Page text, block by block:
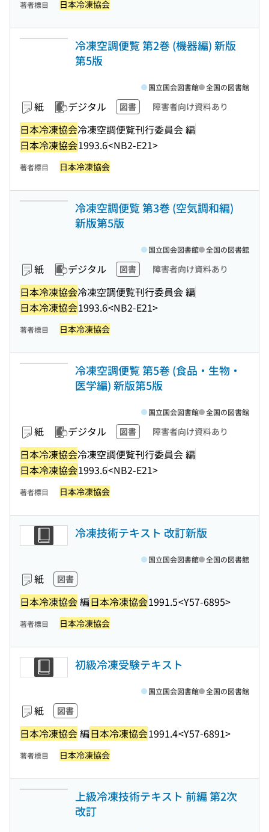
著者標目 日本冷凍協会
冷凍空調便覧 第2巻 (機器編) 新版
第5版
紙 デジタル 図書 障害者向け資料あり
日本冷凍協会冷凍空調便覧刊行委員会 編
日本冷凍協会1993.6<NB2-E21>
国立国会図書館 全国の図書館
著者標目 日本冷凍協会
冷凍空調便覧 第3巻 (空気調和編)
新版第5版
紙 デジタル 図書 障害者向け資料あり
日本冷凍協会冷凍空調便覧刊行委員会 編
日本冷凍協会1993.6<NB2-E21>
国立国会図書館 全国の図書館
著者標目 日本冷凍協会
冷凍空調便覧 第5巻 (食品・生物・
医学編) 新版第5版
紙 デジタル 図書 障害者向け資料あり
日本冷凍協会冷凍空調便覧刊行委員会 編
日本冷凍協会1993.6<NB2-E21>
国立国会図書館 全国の図書館
著者標目 日本冷凍協会
冷凍技術テキスト 改訂新版
紙 図書
日本冷凍協会編日本冷凍協会1991.5<Y57-6895>
国立国会図書館 全国の図書館
著者標目 日本冷凍協会
初級冷凍受験テキスト
紙 図書
日本冷凍協会編日本冷凍協会1991.4<Y57-6891>
国立国会図書館 全国の図書館
著者標目 日本冷凍協会
上級冷凍技術テキスト 前編 第2次
改訂